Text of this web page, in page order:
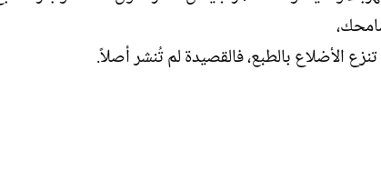
تنزع الأضلاع بالطبع، فالقصيدة لم تُنشر أصلاً.